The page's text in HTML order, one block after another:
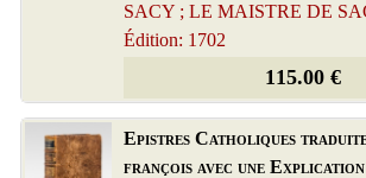
SACY ; LE MAISTRE DE
Édition: 1702
115.00 €
Epistres Catholiques
françois avec une